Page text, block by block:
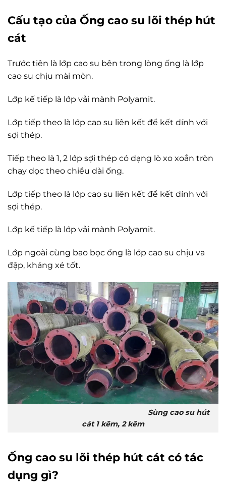
Cấu tạo của Ống cao su lõi thép hút
cát
Trước tiên là lớp cao su bên trong lòng ống là lớp
cao su chịu mài mòn.
Lớp kế tiếp là lớp vải mành Polyamit.
Lớp tiếp theo là lớp cao su liên kết để kết dính với
sợi thép.
Tiếp theo là 1, 2 lớp sợi thép có dạng lò xo xoắn tròn
chạy dọc theo chiều dài ống.
Lớp tiếp theo là lớp cao su liên kết để kết dính với
sợi thép.
Lớp kế tiếp là lớp vải mành Polyamit.
Lớp ngoài cùng bao bọc ống là lớp cao su chịu va
đập, kháng xé tốt.
Sùng cao su hút
cát 1 kẽm, 2 kẽm
Ống cao su lõi thép hút cát có tác
dụng gì?